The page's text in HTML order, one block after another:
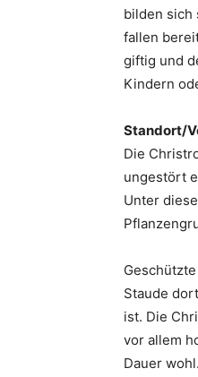
bilden sich
fallen
giftig und
Kindern
Standort/
Die
ungestört
Unter
Staude
ist. Die
vor allem
Dauer